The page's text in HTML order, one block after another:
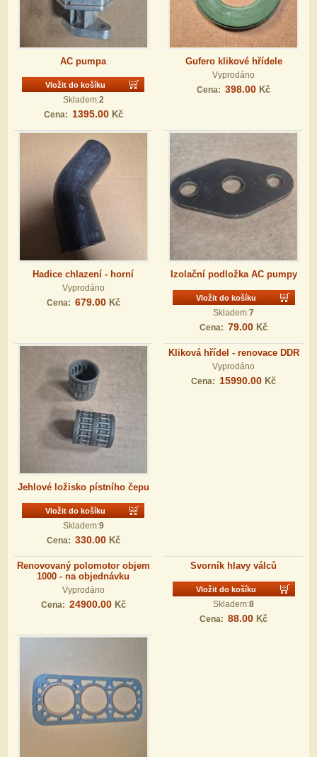
AC pumpa
Vložit do košíku
Skladem:2
Cena: 1395.00 Kč
Gufero klikové hřídele
Vyprodáno
Cena: 398.00 Kč
Hadice chlazení - horní
Vyprodáno
Cena: 679.00 Kč
Izolační podložka AC pumpy
Vložit do košíku
Skladem:7
Cena: 79.00 Kč
Jehlové ložisko pístního čepu
Vložit do košíku
Skladem:9
Cena: 330.00 Kč
Kliková hřídel - renovace DDR
Vyprodáno
Cena: 15990.00 Kč
Renovovaný polomotor objem
1000 - na objednávku
Vyprodáno
Cena: 24900.00 Kč
Svorník hlavy válců
Vložit do košíku
Skladem:8
Cena: 88.00 Kč